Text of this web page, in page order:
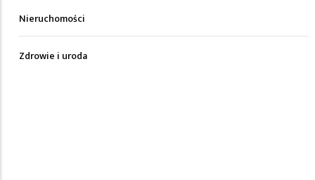
Nieruchomości
Zdrowie i uroda